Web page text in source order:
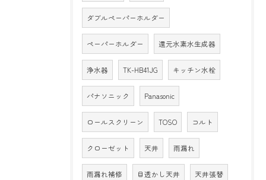
ダブルペーパーホルダー
ペーパーホルダー 還元水素水生成器
浄水器 TK-HB41JG キッチン水栓
パナソニック Panasonic
ロールスクリーン TOSO コルト
クローゼット 天井 雨漏れ
雨漏れ補修 目透かし天井 天井張替